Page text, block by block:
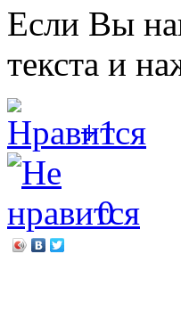
Если Вы
текста и
+1
0